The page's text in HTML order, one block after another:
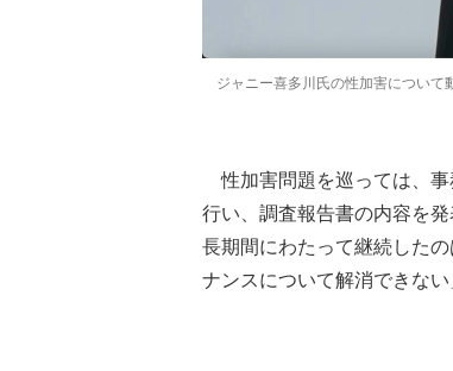
ジャニー喜多川氏の性加害につい
性加害問題を巡っては、事
行い、調査報告書の内容を
長期間にわたって継続した
ナンスについて解消できな